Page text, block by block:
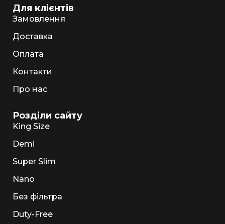
Для клієнтів
Замовлення
Доставка
Оплата
Контакти
Про нас
Розділи сайту
King Size
Demi
Super Slim
Nano
Без фільтра
Duty-Free